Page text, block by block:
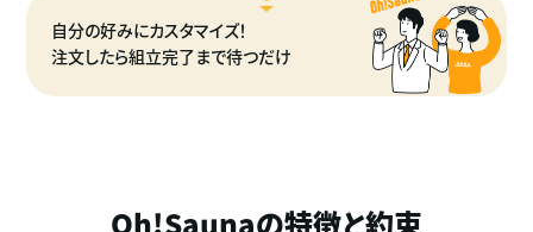
自分の好みにカスタマイズ！
注文したら組立完了まで待つだけ
Oh!Saunaの特徴と約束